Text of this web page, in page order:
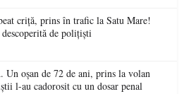
criță, prins în trafic la Satu Mare!
de polițiști
oșan de 72 de ani, prins la volan
l-au cadorosit cu un dosar penal